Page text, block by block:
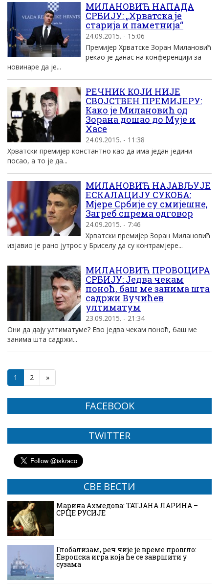
МИЛАНОВИЋ НАПАДА
СРБИЈУ: „Хрватска је
старија и паметнија“
24.09.2015. - 15:06
Премијер Хрватске Зоран Милановић
рекао је данас на конференцији за
новинаре да је...
РЕЧНИК КОЈИ НИЈЕ
СВОЈСТВЕН ПРЕМИЈЕРУ:
Како је Милановић од
Зорана дошао до Мујe и
Хасe
24.09.2015. - 11:38
Хрватски премијер константно као да има један једини
посао, а то је да...
МИЛАНОВИЋ НАЈАВЉУЈЕ
ЕСКАЛАЦИЈУ СУКОБА:
Мјере Србије су смијешне,
Загреб спрема одговор
24.09.2015. - 7:46
Хрватски премијер Зоран Милановић
изјавио је рано јутрос у Бриселу да су контрамјере...
МИЛАНОВИЋ ПРОВОЦИРА
СРБИЈУ: Једва чекам
поноћ, баш ме занима шта
садржи Вучићев
ултиматум
23.09.2015. - 21:34
Они да дају ултиматуме? Ево једва чекам поноћ, баш ме
занима шта садржи...
1 2 »
FACEBOOK
TWITTER
СВЕ ВЕСТИ
Марина Ахмедова: ТАТЈАНА ЛАРИНА –
СРЦЕ РУСИЈЕ
Глобализам, реч чије је време прошло:
Европска игра која ће се завршити у
сузама